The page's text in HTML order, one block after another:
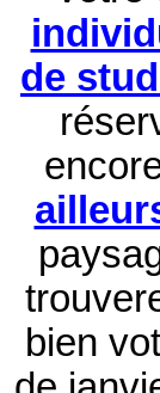
de
bien